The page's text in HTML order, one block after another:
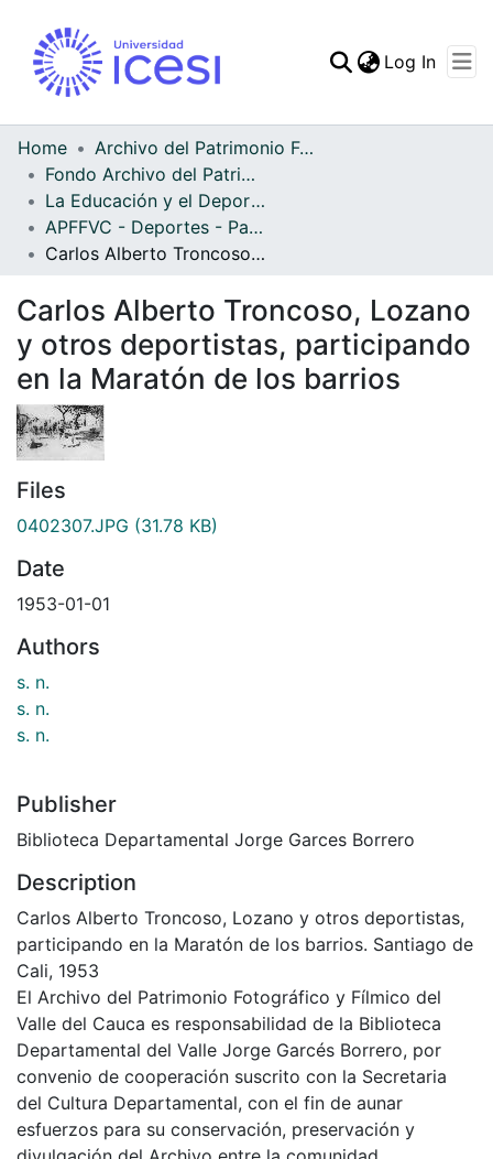
Log In
Home
Archivo del Patrimonio Fotográfico y Fílmico del Valle del Cauca
Fondo Archivo del Patrimonio Fotográfico y Fílmico del Valle del Cauca
La Educación y el Deporte
APFFVC - Deportes - Patrimonial
Carlos Alberto Troncoso, Lozano y otros deportistas, participando en la Maratón de los barrios
Carlos Alberto Troncoso, Lozano
y otros deportistas, participando
en la Maratón de los barrios
Files
0402307.JPG (31.78 KB)
Date
1953-01-01
Authors
s. n.
s. n.
s. n.
Publisher
Biblioteca Departamental Jorge Garces Borrero
Description
Carlos Alberto Troncoso, Lozano y otros deportistas,
participando en la Maratón de los barrios. Santiago de
Cali, 1953
El Archivo del Patrimonio Fotográfico y Fílmico del
Valle del Cauca es responsabilidad de la Biblioteca
Departamental del Valle Jorge Garcés Borrero, por
convenio de cooperación suscrito con la Secretaria
del Cultura Departamental, con el fin de aunar
esfuerzos para su conservación, preservación y